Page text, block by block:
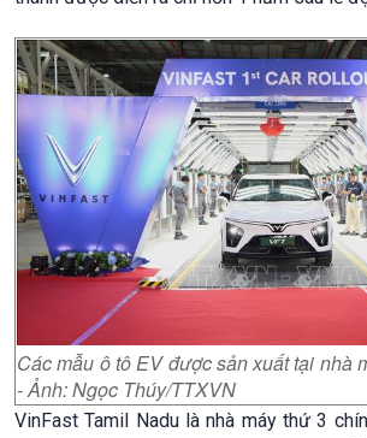
Các mẫu ô tô EV được sản xuất tại nhà
- Ảnh: Ngọc Thúy/TTXVN
VinFast Tamil Nadu là nhà máy thứ 3